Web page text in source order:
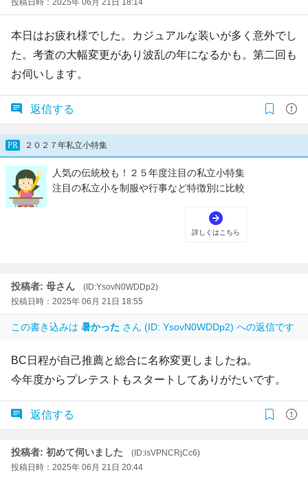
本日はお疲れ様でした。カジュアルな装いが多く意外でし
た。考査の大幅変更があり波乱の年になるかも。第二回も
お伺いします。
返信する
投稿者: 母さん
(ID:YsovN0WDDp2)
投稿日時：2025年 06月 21日 18:55
この書き込みは 暑かった さん (ID: YsovN0WDDp2) への返信です
BC日程が自己推薦と総合に名称変更しましたね。
今年度からプレテストもスタートしてありがたいです。
返信する
投稿者: 初めて伺いました
(ID:isVPNCRjCc6)
投稿日時：2025年 06月 21日 20:44